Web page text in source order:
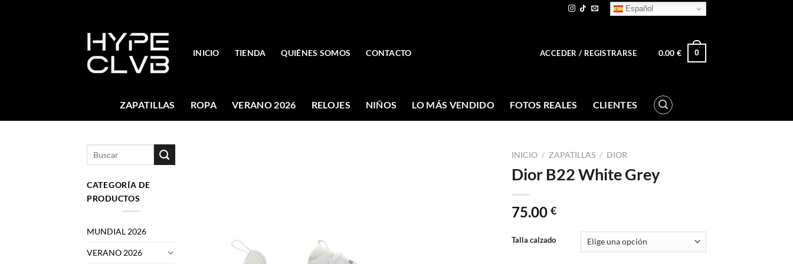
Español
INICIO TIENDA QUIÉNES SOMOS CONTACTO ACCEDER / REGISTRARSE 0.00€ 0
ZAPATILLAS ROPA VERANO 2026 RELOJES NIÑOS LO MÁS VENDIDO FOTOS REALES CLIENTES
CATEGORÍA DE
PRODUCTOS
MUNDIAL 2026
VERANO 2026
INICIO / ZAPATILLAS / DIOR
Dior B22 White Grey
75.00 €
Talla calzado